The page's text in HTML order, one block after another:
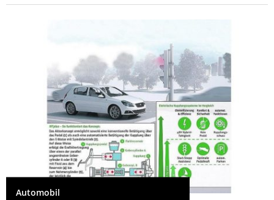
Automobil